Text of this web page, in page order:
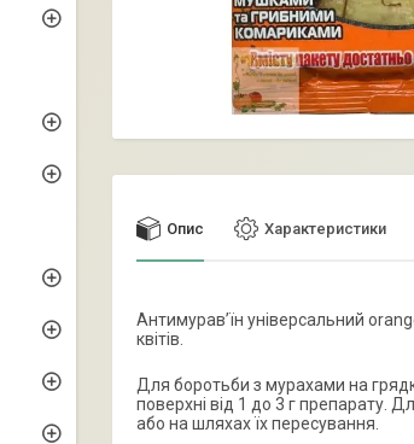
Опис Характеристики
Антимурав’їн універсальний
квітів.
Для боротьби з мурахами на
поверхні від 1 до 3 г препарату.
або на шляхах їх пересування.